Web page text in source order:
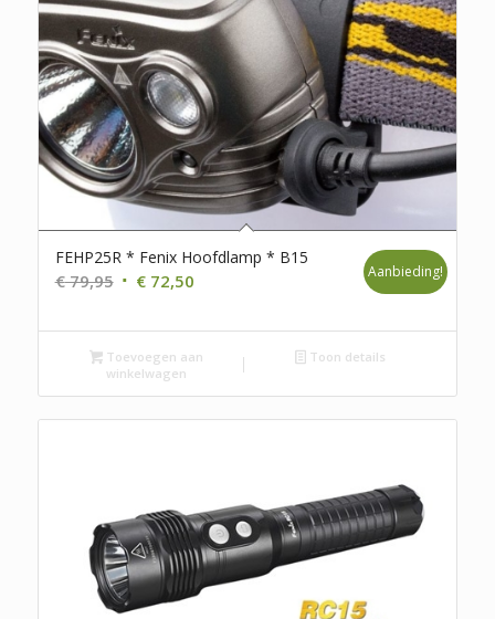
FEHP25R * Fenix Hoofdlamp * B15
€79,95 Oorspronkelijke
was:
€ 79,95.
€72,50Huidige
is:
€ 72,50.
Aanbieding!
Toevoegen aan
winkelwagen
Toon details